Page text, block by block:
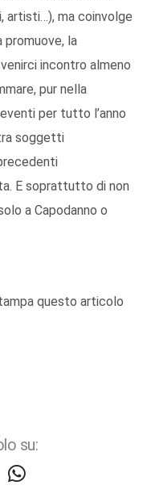
artisti…), ma coinvolge
promuove, la
incontro almeno
pur nella
per tutto l’anno
soggetti
E soprattutto di non
a Capodanno o
questo articolo
su: